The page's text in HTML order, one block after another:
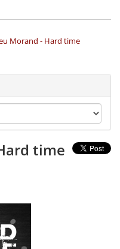
Morand - Hard time
time